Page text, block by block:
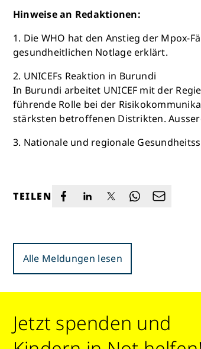
Hinweise an Redaktionen:
1. Die WHO hat den Anstieg der Mpox-
gesundheitlichen Notlage erklärt.
2. UNICEFs Reaktion in Burundi
In Burundi arbeitet UNICEF mit der
führende Rolle bei der
stärksten betroffenen Distrikten.
3. Nationale und regionale
TEILEN
Alle Meldungen lesen
Jetzt spenden und